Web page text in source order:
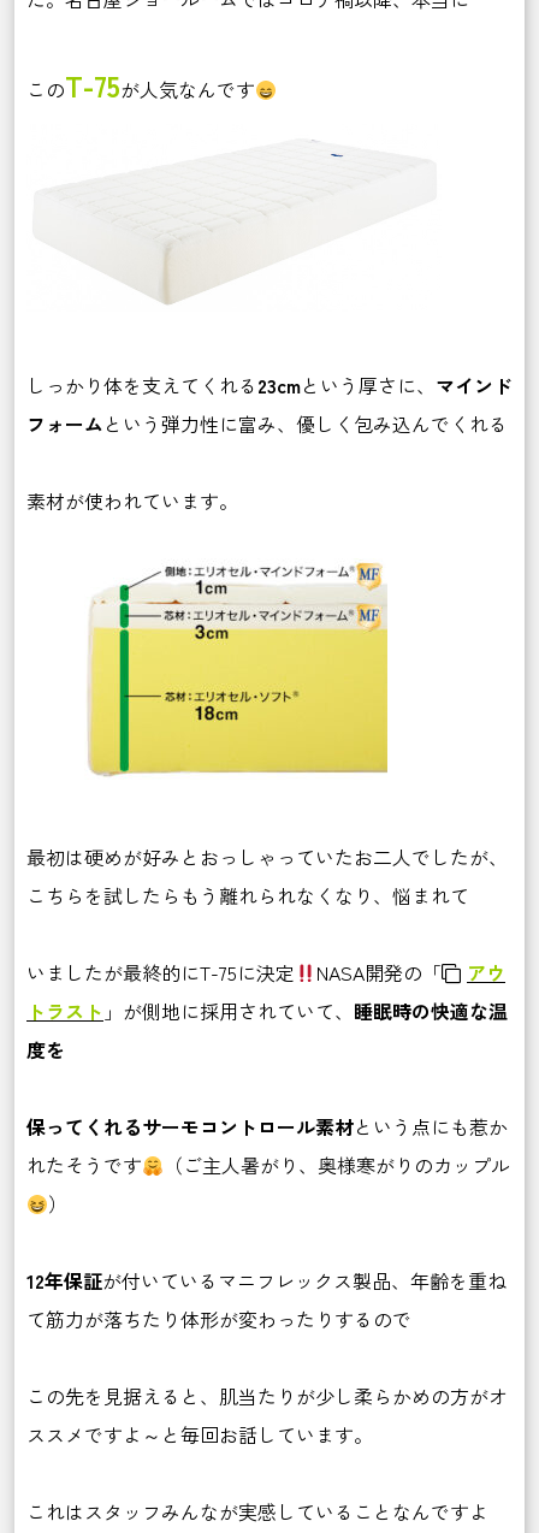
このT-75が人気なんです
しっかり体を支えてくれる23cmという厚さに、 マインド
フォームという弾力性に富み、優しく包み込んでくれる
素材が使われています。
最初は硬めが好みとおっしゃっていたお二人でしたが、
こちらを試したらもう離れられなくなり、悩まれて
いましたが最終的にT-75に決定 NASA開発の「
アウ
トラスト 」が側地に採用されていて、 睡眠時の快適な温
度を
保ってくれるサーモコントロール素材という点にも惹か
れたそうです
（ご主人暑がり、奥様寒がりのカップル
）
12年保証が付いているマニフレックス製品、年齢を重ね
て筋力が落ちたり体形が変わったりするので
この先を見据えると、肌当たりが少し柔らかめの方がオ
ススメですよ～と毎回お話しています。
これはスタッフみんなが実感していることなんですよ